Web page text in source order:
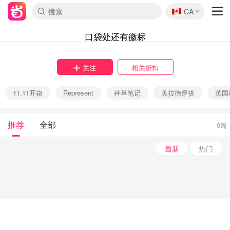
🇨🇦
CA
口袋处还有徽标
关注 相关折扣
11.11开箱 Represent 种草笔记 美拉德穿搭 英
推荐 全部 0篇
最新 热门